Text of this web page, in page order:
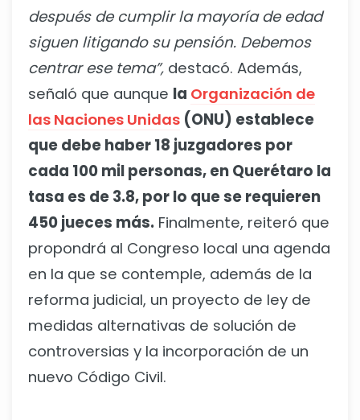
después de cumplir la mayoría de edad
siguen litigando su pensión. Debemos
centrar ese tema”, destacó. Además,
señaló que aunque la Organización de
las Naciones Unidas (ONU) establece
que debe haber 18 juzgadores por
cada 100 mil personas, en Querétaro la
tasa es de 3.8, por lo que se requieren
450 jueces más. Finalmente, reiteró que
propondrá al Congreso local una agenda
en la que se contemple, además de la
reforma judicial, un proyecto de ley de
medidas alternativas de solución de
controversias y la incorporación de un
nuevo Código Civil.